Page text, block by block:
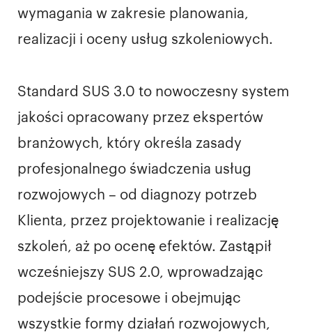
wymagania w zakresie planowania,
realizacji i oceny usług szkoleniowych.
Standard SUS 3.0 to nowoczesny system
jakości opracowany przez ekspertów
branżowych, który określa zasady
profesjonalnego świadczenia usług
rozwojowych – od diagnozy potrzeb
Klienta, przez projektowanie i realizację
szkoleń, aż po ocenę efektów. Zastąpił
wcześniejszy SUS 2.0, wprowadzając
podejście procesowe i obejmując
wszystkie formy działań rozwojowych,